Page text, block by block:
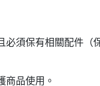
須保有相關配件（
商品使用。